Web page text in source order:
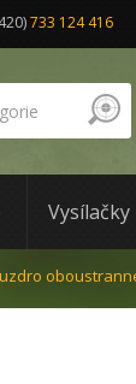
733 124 416
Vysílačky